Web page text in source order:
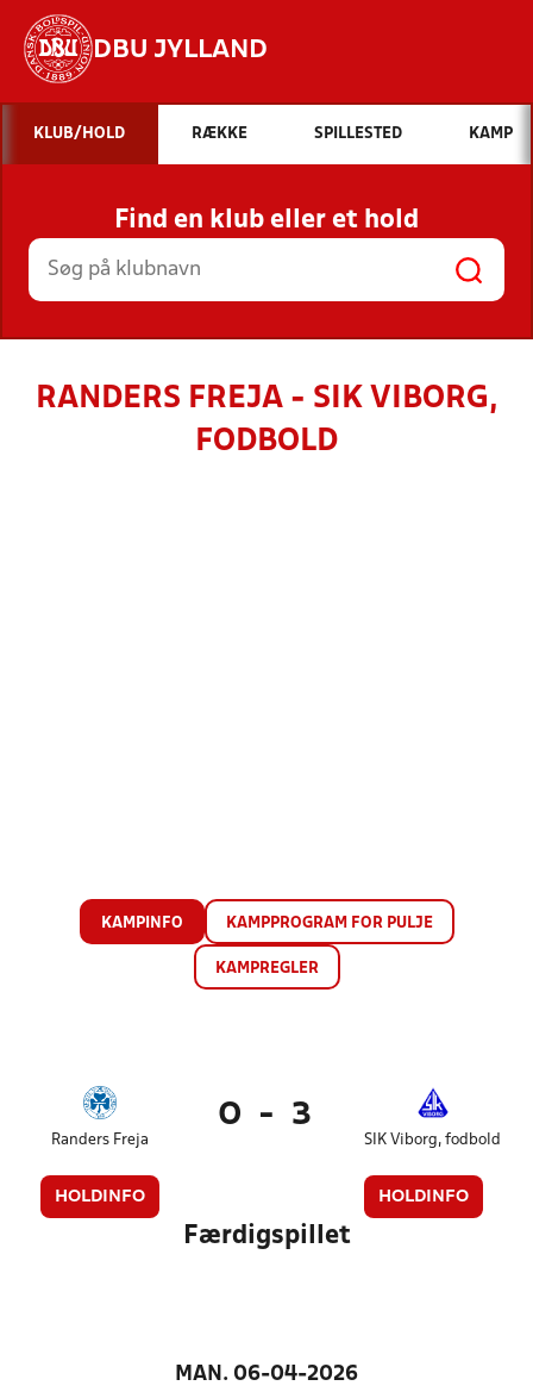
DBU JYLLAND
Hvad vil du søge efter?
INDHOLD OG NYHEDER
STILLINGER, RESULTATER, KLUBBER OG
HOLD
KLUB/HOLD RÆKKE SPILLESTED KAMP
Find en klub eller et hold
RANDERS FREJA - SIK VIBORG,
FODBOLD
KAMPINFO KAMPPROGRAM FOR PULJE
KAMPREGLER
Randers Freja
HOLDINFO
0 - 3
SIK Viborg, fodbold
HOLDINFO
Færdigspillet
MAN. 06-04-2026